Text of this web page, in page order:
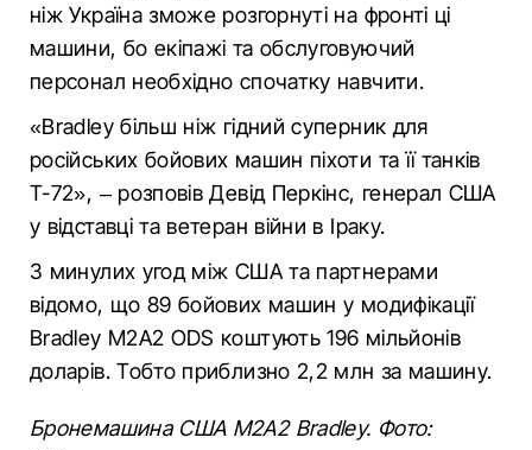
ніж Україна зможе розгорнуті на фронті ці
машини, бо екіпажі та обслуговуючий
персонал необхідно спочатку навчити.
«Bradley більш ніж гідний суперник для
російських бойових машин піхоти та її танків
Т-72», – розповів Девід Перкінс, генерал США
у відставці та ветеран війни в Іраку.
З минулих угод між США та партнерами
відомо, що 89 бойових машин у модифікації
Bradley M2A2 ODS коштують 196 мільйонів
доларів. Тобто приблизно 2,2 млн за машину.
Бронемашина США M2A2 Bradley. Фото: